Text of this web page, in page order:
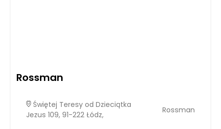
Rossman
Świętej Teresy od Dzieciątka
Jezus 109, 91-222 Łódz,
Rossman